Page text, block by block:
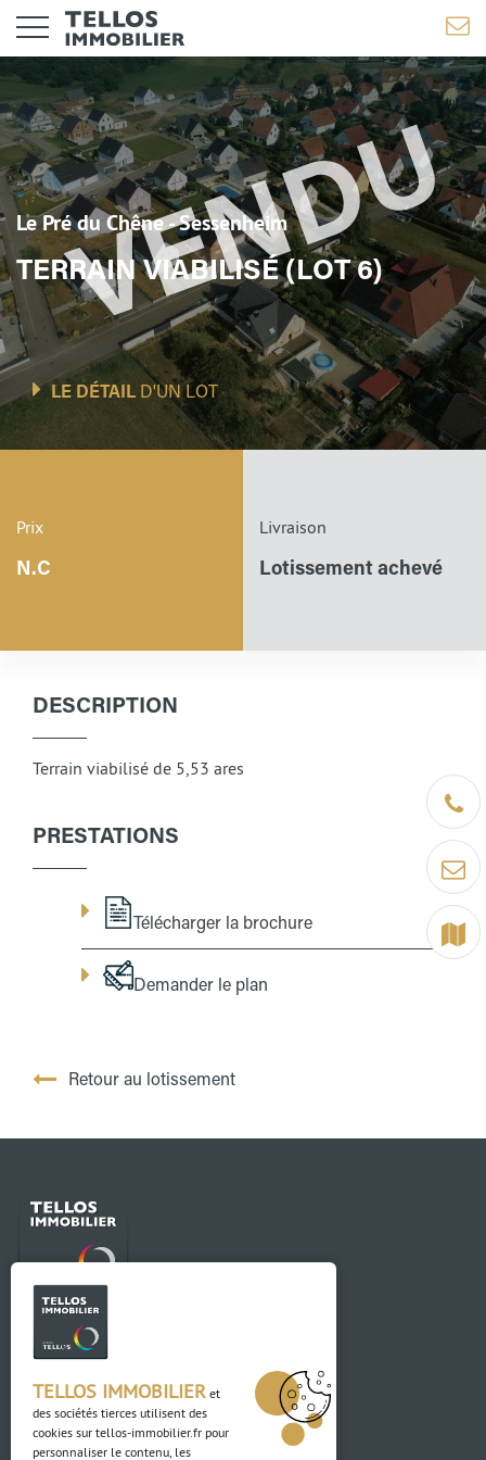
Être
Contact
Terrain
Le Pré du Chêne - Sessenheim
TERRAIN VIABILISÉ (LOT 6)
LE DÉTAIL D'UN LOT
Prix
N.C
Livraison
Lotissement achevé
DESCRIPTION
Terrain viabilisé de 5,53 ares
PRESTATIONS
Télécharger la brochure
Demander le plan
Retour au lotissement
Contact
03 88 04 84 84
Adresse
TELLOS IMMOBILIER et
des sociétés tierces utilisent des
cookies sur tellos-immobilier.fr pour
personnaliser le contenu, les